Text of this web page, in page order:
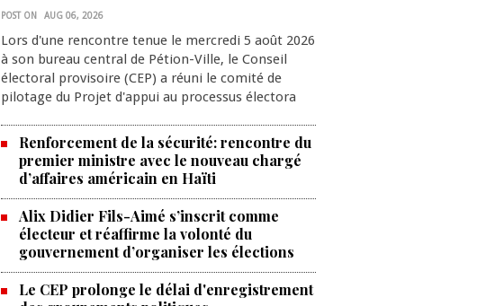
POST ON AUG 06, 2026
Lors d'une rencontre tenue le mercredi 5 août 2026
à son bureau central de Pétion-Ville, le Conseil
électoral provisoire (CEP) a réuni le comité de
pilotage du Projet d'appui au processus électora
Renforcement de la sécurité: rencontre du
premier ministre avec le nouveau chargé
d’affaires américain en Haïti
Alix Didier Fils-Aimé s’inscrit comme
électeur et réaffirme la volonté du
gouvernement d’organiser les élections
Le CEP prolonge le délai d'enregistrement